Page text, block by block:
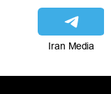
Iran Media